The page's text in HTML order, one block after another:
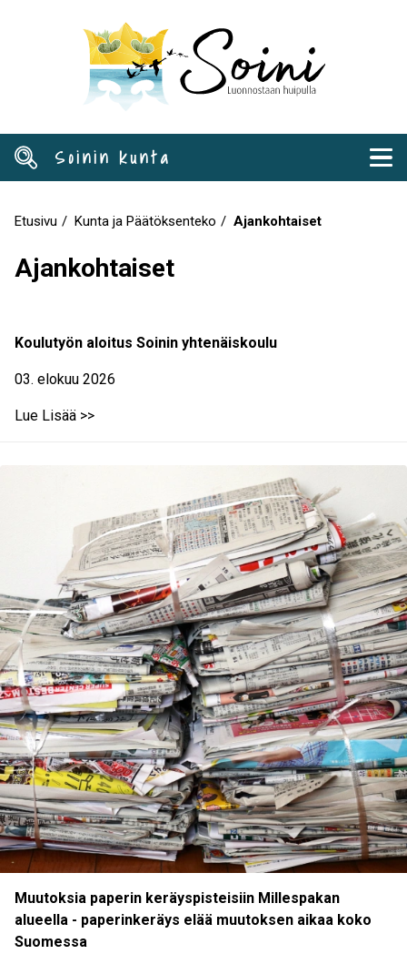
Soinin kunta
Etusivu Kunta ja Päätöksenteko Ajankohtaiset
Ajankohtaiset
Koulutyön aloitus Soinin yhtenäiskoulu
03. elokuu 2026
Lue Lisää >>
Muutoksia paperin keräyspisteisiin Millespakan
alueella - paperinkeräys elää muutoksen aikaa koko
Suomessa